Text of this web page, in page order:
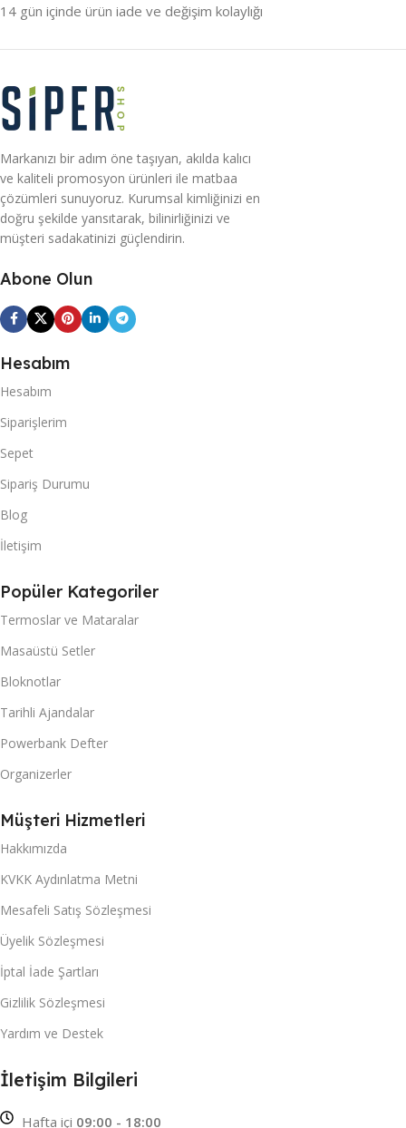
14 gün içinde ürün iade ve değişim kolaylığı
Markanızı bir adım öne taşıyan, akılda kalıcı
ve kaliteli promosyon ürünleri ile matbaa
çözümleri sunuyoruz. Kurumsal kimliğinizi en
doğru şekilde yansıtarak, bilinirliğinizi ve
müşteri sadakatinizi güçlendirin.
Abone Olun
Hesabım
Hesabım
Siparişlerim
Sepet
Sipariş Durumu
Blog
İletişim
Popüler Kategoriler
Termoslar ve Mataralar
Masaüstü Setler
Bloknotlar
Tarihli Ajandalar
Powerbank Defter
Organizerler
Müşteri Hizmetleri
Hakkımızda
KVKK Aydınlatma Metni
Mesafeli Satış Sözleşmesi
Üyelik Sözleşmesi
İptal İade Şartları
Gizlilik Sözleşmesi
Yardım ve Destek
İletişim Bilgileri
Hafta içi 09:00 - 18:00